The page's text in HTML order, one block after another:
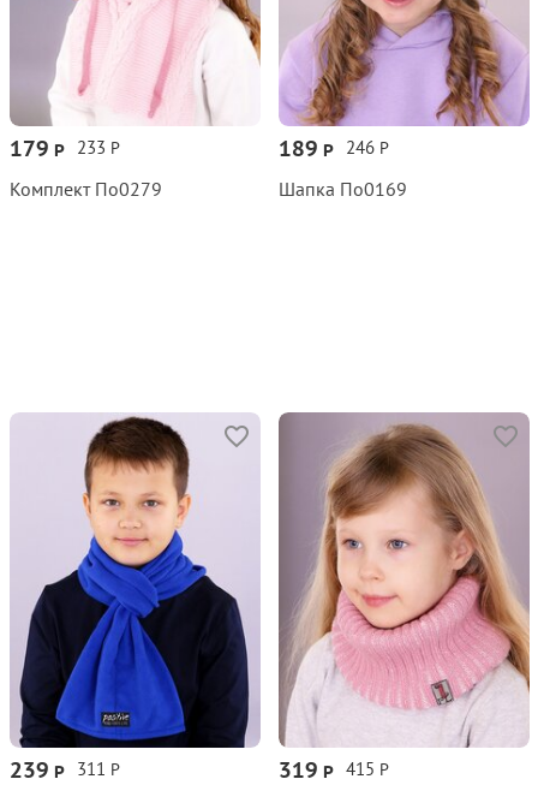
233 Р
179 Р
Комплект По0279
246 Р
189 Р
Шапка По0169
311 Р
239 Р 415 Р
319 Р